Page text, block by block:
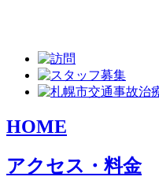
HOME
アクセス・料金